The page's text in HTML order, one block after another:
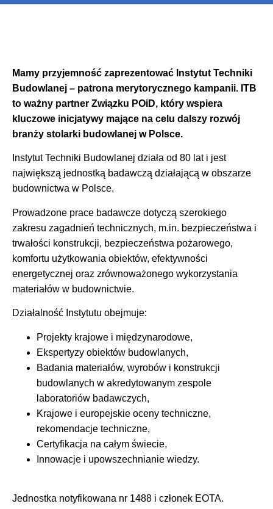
Mamy przyjemność zaprezentować Instytut Techniki
Budowlanej – patrona merytorycznego kampanii. ITB
to ważny partner Związku POiD, który wspiera
kluczowe inicjatywy mające na celu dalszy rozwój
branży stolarki budowlanej w Polsce.
Instytut Techniki Budowlanej działa od 80 lat i jest
największą jednostką badawczą działającą w obszarze
budownictwa w Polsce.
Prowadzone prace badawcze dotyczą szerokiego
zakresu zagadnień technicznych, m.in. bezpieczeństwa i
trwałości konstrukcji, bezpieczeństwa pożarowego,
komfortu użytkowania obiektów, efektywności
energetycznej oraz zrównoważonego wykorzystania
materiałów w budownictwie.
Działalność Instytutu obejmuje:
Projekty krajowe i międzynarodowe,
Ekspertyzy obiektów budowlanych,
Badania materiałów, wyrobów i konstrukcji
budowlanych w akredytowanym zespole
laboratoriów badawczych,
Krajowe i europejskie oceny techniczne,
rekomendacje techniczne,
Certyfikacja na całym świecie,
Innowacje i upowszechnianie wiedzy.
Jednostka notyfikowana nr 1488 i członek EOTA.